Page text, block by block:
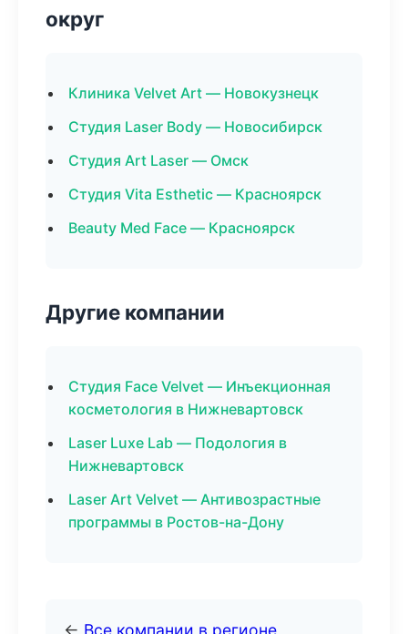
округ
Клиника Velvet Art — Новокузнецк
Студия Laser Body — Новосибирск
Студия Art Laser — Омск
Студия Vita Esthetic — Красноярск
Beauty Med Face — Красноярск
Другие компании
Студия Face Velvet — Инъекционная
косметология в Нижневартовск
Laser Luxe Lab — Подология в
Нижневартовск
Laser Art Velvet — Антивозрастные
программы в Ростов-на-Дону
← Все компании в регионе